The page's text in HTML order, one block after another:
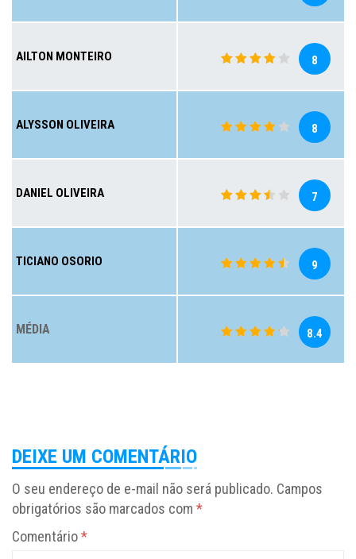
AILTON MONTEIRO 8
ALYSSON OLIVEIRA 8
DANIEL OLIVEIRA 7
TICIANO OSORIO 9
MÉDIA 8.4
DEIXE UM COMENTÁRIO
O seu endereço de e-mail não será publicado. Campos
obrigatórios são marcados com *
Comentário*